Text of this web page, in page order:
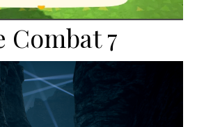
Combat 7